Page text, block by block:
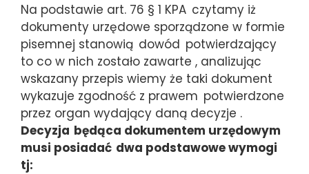
Na podstawie art. 76 § 1 KPA czytamy iż
dokumenty urzędowe sporządzone w formie
pisemnej stanowią dowód potwierdzający
to co w nich zostało zawarte , analizując
wskazany przepis wiemy że taki dokument
wykazuje zgodność z prawem potwierdzone
przez organ wydający daną decyzje .
Decyzja będąca dokumentem urzędowym
musi posiadać dwa podstawowe wymogi
tj: